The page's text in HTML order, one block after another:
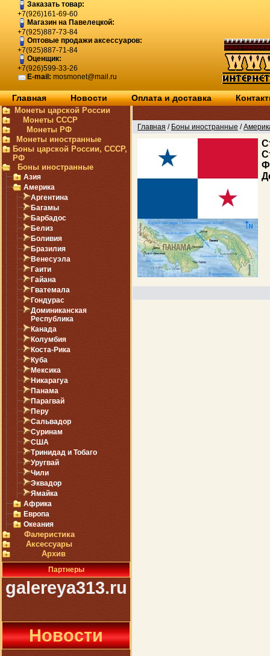
Заказать товар:
+7(926)161-69-60
Магазин на Павелецкой:
+7(925)887-73-84
Оптовые продажи аксессуаров:
+7(925)887-71-84
Оценщик:
+7(926)599-33-26
E-mail: mosmonet@mail.ru
Главная Новости Оплата и доставка
Монеты царской России
Монеты СССР
Монеты РФ
Монеты иностранные
Боны царской России, СССР,
РФ
Боны иностранные
Азия
Америка
Аргентина
Багамы
Барбадос
Белиз
Боливия
Бразилия
Венесуэла
Гаити
Гайана
Гватемала
Гондурас
Доминиканская
Республика
Канада
Колумбия
Коста-Рика
Куба
Мексика
Никарагуа
Панама
Парагвай
Перу
Сальвадор
Суринам
США
Тринидад и Тобаго
Уругвай
Чили
Эквадор
Ямайка
Африка
Европа
Океания
Фалеристика
Аксессуары
Архив
Партнеры
galereya313.ru
Новости
Главная / Боны иностранные /